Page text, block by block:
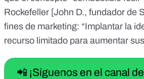
Rockefeller [John D., fundador de
fines de marketing: “Implantar la
recurso limitado para aumentar
📲 ¡Síguenos en el canal